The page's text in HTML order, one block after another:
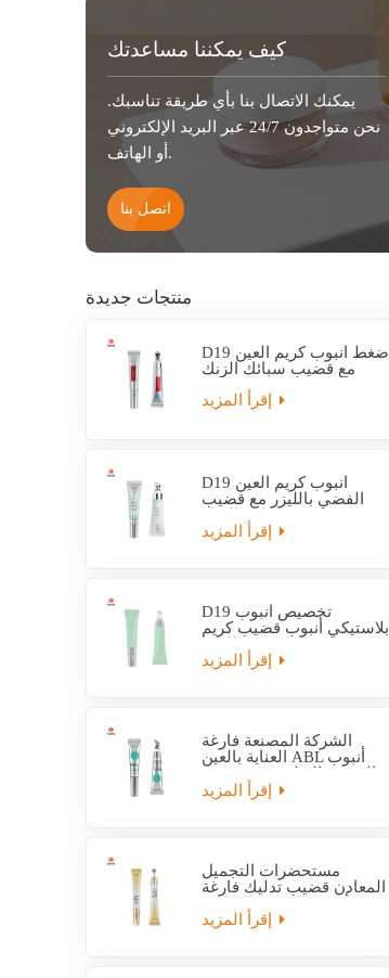
كيف يمكننا مساعدتك
يمكنك الاتصال بنا بأي طريقة تناسبك.
نحن متواجدون 24/7 عبر البريد الإلكتروني
أو الهاتف.
اتصل بنا
منتجات جديدة
D19 ضغط أنبوب كريم العين
مع قضيب سبائك الزنك
D19 أنبوب كريم العين
الفضي بالليزر مع قضيب
سبائك الزنك
D19 تخصيص أنبوب
بلاستيكي أنبوب قضيب كريم
الشركة المصنعة فارغة
العناية بالعين ABL أنبوب
التعبئة والتغليف مع قضيب
التدليك
مستحضرات التجميل
المعادن قضيب تدليك فارغة
كريم أنبوب التعبئة والتغليف